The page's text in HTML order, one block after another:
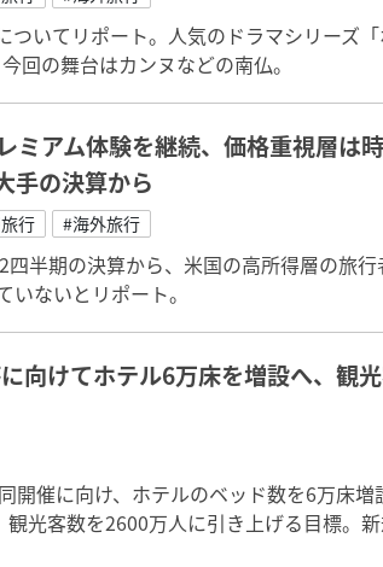
いてリポート。人気のドラマシリーズ「
回の舞台はカンヌなどの南仏。
ミアム体験を継続、価格重視層は
の決算から
行 #海外旅行
半期の決算から、米国の高所得層の旅
ないとリポート。
向けてホテル6万床を増設へ、観
開催に向け、ホテルのベッド数を6万床増
光客数を2600万人に引き上げる目標。